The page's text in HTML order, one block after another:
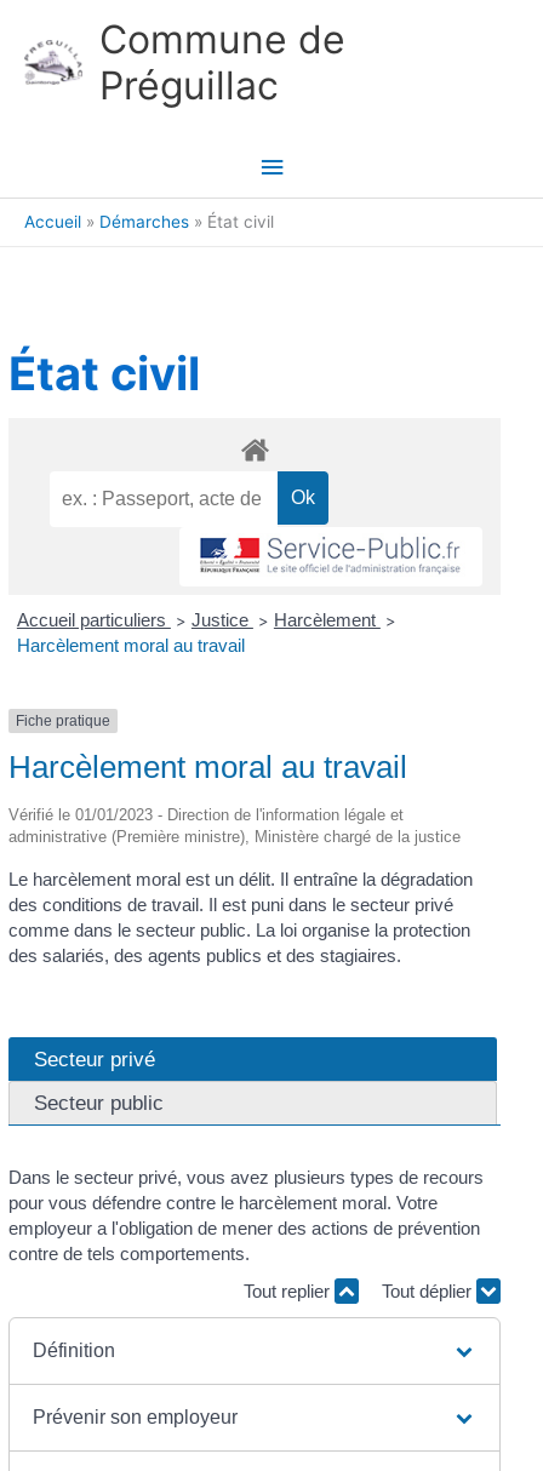
Commune de
Préguillac
Menu
principal
Accueil Démarches État civil
État civil
Accueil particuliers > Justice > Harcèlement >
Harcèlement moral au travail
Fiche pratique
Harcèlement moral au travail
Vérifié le 01/01/2023 - Direction de l'information légale et
administrative (Première ministre), Ministère chargé de la justice
Le harcèlement moral est un délit. Il entraîne la dégradation
des conditions de travail. Il est puni dans le secteur privé
comme dans le secteur public. La loi organise la protection
des salariés, des agents publics et des stagiaires.
Secteur privé
Secteur public
Dans le secteur privé, vous avez plusieurs types de recours
pour vous défendre contre le harcèlement moral. Votre
employeur a l'obligation de mener des actions de prévention
contre de tels comportements.
Tout replier
Tout déplier
Définition
Prévenir son employeur